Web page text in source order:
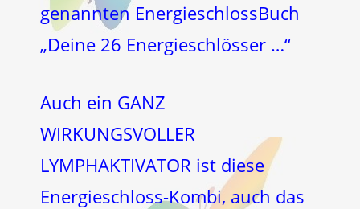
genannten EnergieschlossBuch
„Deine 26 Energieschlösser …“
Auch ein GANZ
WIRKUNGSVOLLER
LYMPHAKTIVATOR ist diese
Energieschloss-Kombi, auch das